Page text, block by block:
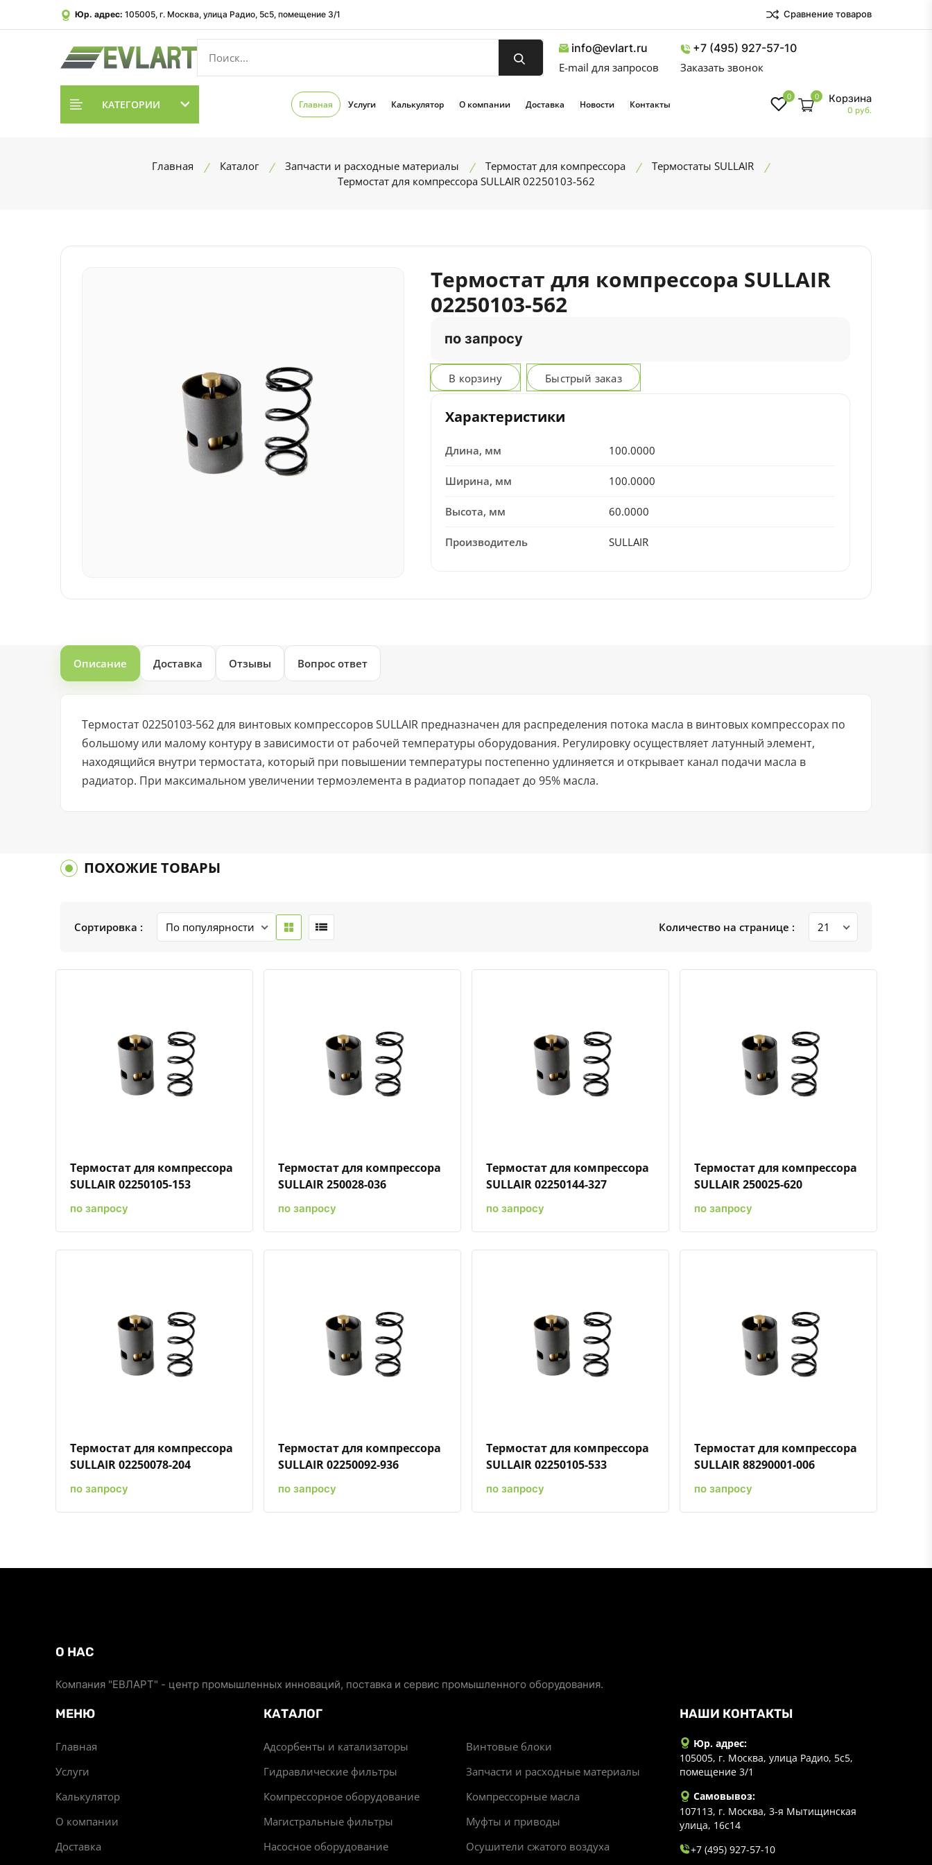
Юр. адрес: 105005, г. Москва, улица Радио, 5с5, помещение 3/1 Сравнение товаров
info@evlart.ru
E-mail для запросов
+7 (495) 927-57-10
Заказать звонок
КАТЕГОРИИ Главная Услуги Калькулятор О компании Доставка Новости Контакты
0 0 Корзина
0 руб.
Главная Каталог Запчасти и расходные материалы Термостат для компрессора
Термостаты SULLAIR
Термостат для компрессора SULLAIR 02250103-562
Термостат для компрессора SULLAIR
02250103-562
по запросу
В корзину Быстрый заказ
Характеристики
Длина, мм 100.0000
Ширина, мм 100.0000
Высота, мм 60.0000
Производитель SULLAIR
Описание Доставка Отзывы Вопрос ответ
Термостат 02250103-562 для винтовых компрессоров SULLAIR предназначен для распределения потока масла в винтовых компрессорах по
большому или малому контуру в зависимости от рабочей температуры оборудования. Регулировку осуществляет латунный элемент,
находящийся внутри термостата, который при повышении температуры постепенно удлиняется и открывает канал подачи масла в
радиатор. При максимальном увеличении термоэлемента в радиатор попадает до 95% масла.
ПОХОЖИЕ ТОВАРЫ
Сортировка : Количество на странице :
Быстрый просмотрДобавить к сравнениюДобавить в избранное
Термостат для компрессора
SULLAIR 02250105-153
по запросу
Быстрый просмотрДобавить к сравнениюДобавить в избранное
Термостат для компрессора
SULLAIR 250028-036
по запросу
Быстрый просмотрДобавить к сравнениюДобавить в избранное
Термостат для компрессора
SULLAIR 02250144-327
по запросу
Быстрый просмотрДобавить к сравнениюДобавить в избранное
Термостат для компрессора
SULLAIR 250025-620
по запросу
Быстрый просмотрДобавить к сравнениюДобавить в избранное
Термостат для компрессора
SULLAIR 02250078-204
по запросу
Быстрый просмотрДобавить к сравнениюДобавить в избранное
Термостат для компрессора
SULLAIR 02250092-936
по запросу
Быстрый просмотрДобавить к сравнениюДобавить в избранное
Термостат для компрессора
SULLAIR 02250105-533
по запросу
Быстрый просмотрДобавить к сравнениюДобавить в избранное
Термостат для компрессора
SULLAIR 88290001-006
по запросу
О НАС
Компания "ЕВЛАРТ" - центр промышленных инноваций, поставка и сервис промышленного оборудования.
МЕНЮ
Главная
Услуги
Калькулятор
О компании
Доставка
КАТАЛОГ
Адсорбенты и катализаторы
Винтовые блоки
Гидравлические фильтры
Запчасти и расходные материалы
Компрессорное оборудование
Компрессорные масла
Магистральные фильтры
Муфты и приводы
Насосное оборудование
Осушители сжатого воздуха
НАШИ КОНТАКТЫ
Юр. адрес:
105005, г. Москва, улица Радио, 5с5,
помещение 3/1
Самовывоз:
107113, г. Москва, 3-я Мытищинская
улица, 16с14
+7 (495) 927-57-10